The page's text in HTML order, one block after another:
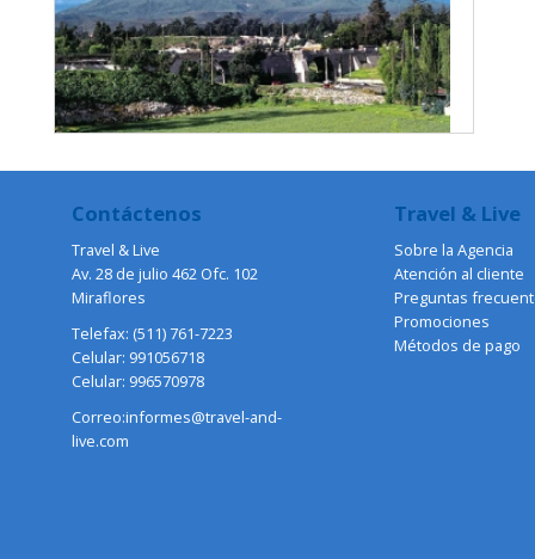
Contáctenos
Travel & Live
Av. 28 de julio 462 Ofc. 102
Miraflores
Telefax: (511) 761-7223
Celular: 991056718
Celular: 996570978
Correo:informes@travel-and-
live.com
Travel & Live
Sobre la Agencia
Atención al cliente
Preguntas
Promociones
Métodos de pago